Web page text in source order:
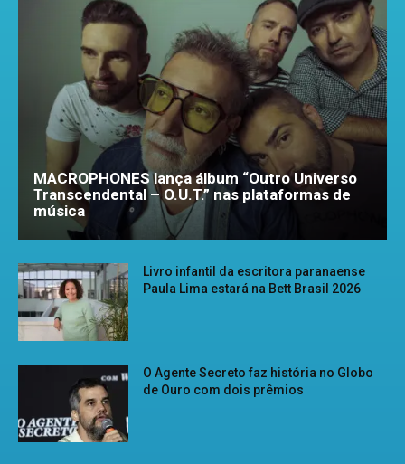
MACROPHONES lança álbum “Outro Universo
Transcendental – O.U.T.” nas plataformas de
música
Livro infantil da escritora paranaense
Paula Lima estará na Bett Brasil 2026
O Agente Secreto faz história no Globo
de Ouro com dois prêmios